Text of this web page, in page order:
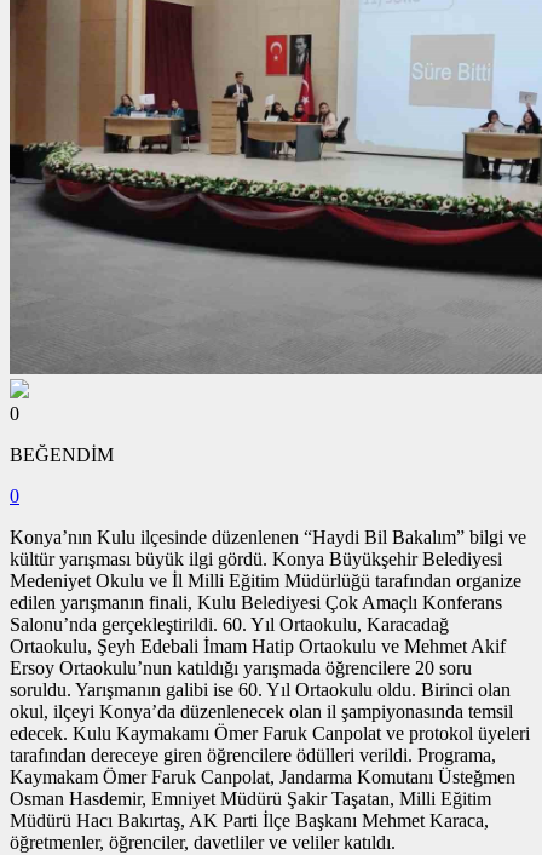
0
BEĞENDİM
0
Konya’nın Kulu ilçesinde düzenlenen “Haydi Bil Bakalım” bilgi ve
kültür yarışması büyük ilgi gördü. Konya Büyükşehir Belediyesi
Medeniyet Okulu ve İl Milli Eğitim Müdürlüğü tarafından organize
edilen yarışmanın finali, Kulu Belediyesi Çok Amaçlı Konferans
Salonu’nda gerçekleştirildi. 60. Yıl Ortaokulu, Karacadağ
Ortaokulu, Şeyh Edebali İmam Hatip Ortaokulu ve Mehmet Akif
Ersoy Ortaokulu’nun katıldığı yarışmada öğrencilere 20 soru
soruldu. Yarışmanın galibi ise 60. Yıl Ortaokulu oldu. Birinci olan
okul, ilçeyi Konya’da düzenlenecek olan il şampiyonasında temsil
edecek. Kulu Kaymakamı Ömer Faruk Canpolat ve protokol üyeleri
tarafından dereceye giren öğrencilere ödülleri verildi. Programa,
Kaymakam Ömer Faruk Canpolat, Jandarma Komutanı Üsteğmen
Osman Hasdemir, Emniyet Müdürü Şakir Taşatan, Milli Eğitim
Müdürü Hacı Bakırtaş, AK Parti İlçe Başkanı Mehmet Karaca,
öğretmenler, öğrenciler, davetliler ve veliler katıldı.